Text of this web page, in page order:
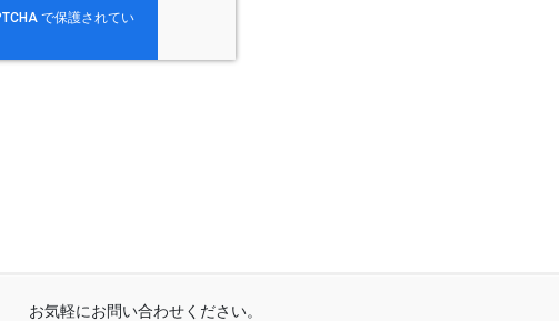
お気軽にお問い合わせください。